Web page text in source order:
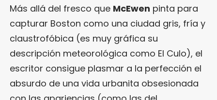
Más allá del fresco que McEwen pinta para
capturar Boston como una ciudad gris, fría y
claustrofóbica (es muy gráfica su
descripción meteorológica como El Culo), el
escritor consigue plasmar a la perfección el
absurdo de una vida urbanita obsesionada